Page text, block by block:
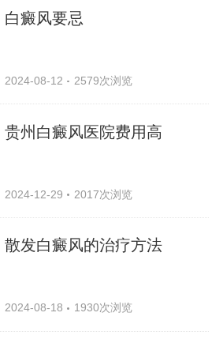
白癜风要忌
2024-08-12 2579次浏览
贵州白癜风医院费用高
2024-12-29 2017次浏览
散发白癜风的治疗方法
2024-08-18 1930次浏览